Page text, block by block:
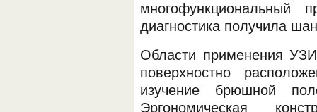
диагностика получила
Области применения
поверхностно
изучение брюшной
Эргономическая